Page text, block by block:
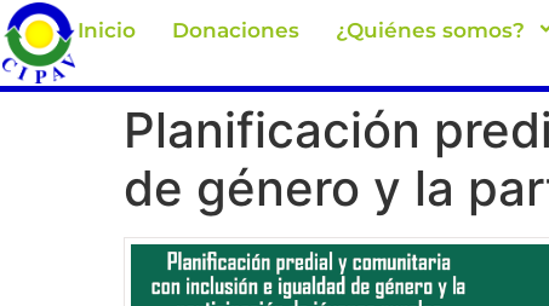
Inicio Donaciones ¿Quiénes somos?
Planificación
de género y la